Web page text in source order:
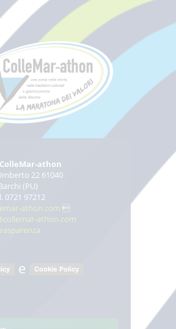
athon
22 61040
(PU)
0721 97212
athon.com 
athon.com
e Cookie Policy